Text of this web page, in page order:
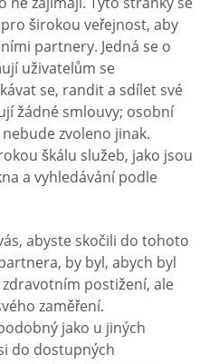
širokou veřejnost, aby
partnery. Jedná se o
uživatelům se
se, randit a sdílet své
žádné smlouvy; osobní
zvoleno jinak.
škálu služeb, jako jsou
a vyhledávání podle
abyste skočili do tohoto
by byl, abych byl
postižení, ale
zaměření.
jako u jiných
do dostupných